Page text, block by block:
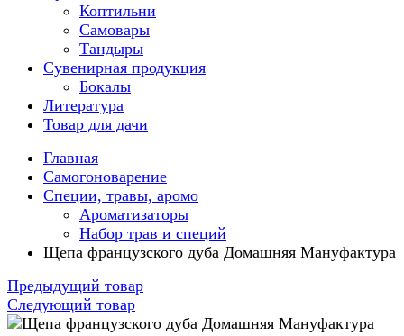
Коптильни
Самовары
Тандыры
Сувенирная продукция
Бокалы
Литература
Товар для дачи
Главная
Самогоноварение
Специи, травы, аромо
Ароматизаторы
Набор трав и специй
Щепа французского дуба Домашняя Мануфактура
Предыдущий товар
Следующий товар